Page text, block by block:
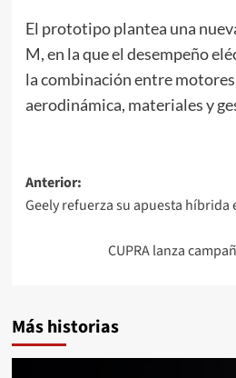
El prototipo plantea una
M, en la que el desempeño
la combinación entre
aerodinámica, materiales y
Navegación
de
entradas
Anterior:
Geely refuerza su apuesta híbrida
CUPRA lanza
Más historias